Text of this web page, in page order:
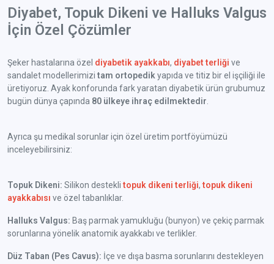
Diyabet, Topuk Dikeni ve Halluks Valgus
İçin Özel Çözümler
Şeker hastalarına özel diyabetik ayakkabı, diyabet terliği ve
sandalet modellerimizi tam ortopedik yapıda ve titiz bir el işçiliği ile
üretiyoruz. Ayak konforunda fark yaratan diyabetik ürün grubumuz
bugün dünya çapında 80 ülkeye ihraç edilmektedir
Ayrıca şu medikal sorunlar için özel üretim portföyümüzü
inceleyebilirsiniz:
Topuk Dikeni: Silikon desteklitopuk dikeni terliği,topuk dikeni
ayakkabısı ve özel tabanlıklar.
Halluks Valgus: Baş parmak yamukluğu (bunyon) ve çekiç parmak
sorunlarına yönelik anatomik ayakkabı ve terlikler.
Düz Taban (Pes Cavus): İçe ve dışa basma sorunlarını destekleyen